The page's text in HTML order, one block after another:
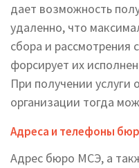
дает возможность
удаленно, что
сбора и
форсирует их
При получении услуги
организации тогда
Адреса и телефоны
Адрес бюро МСЭ, а